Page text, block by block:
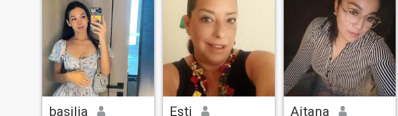
basilia Esti Aitana